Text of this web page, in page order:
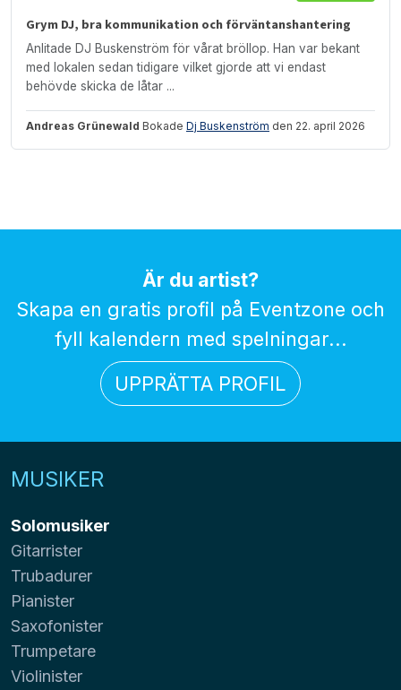
Grym DJ, bra kommunikation och förväntanshantering
Anlitade DJ Buskenström för vårat bröllop. Han var bekant
med lokalen sedan tidigare vilket gjorde att vi endast
behövde skicka de låtar ...
Andreas Grünewald Bokade Dj Buskenström den 22. april 2026
Är du artist?
Skapa en gratis profil på Eventzone och
fyll kalendern med spelningar...
UPPRÄTTA PROFIL
MUSIKER
Solomusiker
Gitarrister
Trubadurer
Pianister
Saxofonister
Trumpetare
Violinister